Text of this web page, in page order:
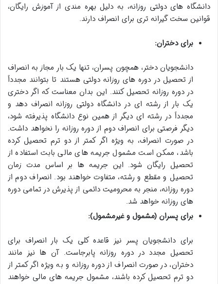
دانشگاه های دولتی روزانه، به دلیل بهره مندی از آموزش رایگان،
قوانین سخت گیرانه تری برای انصراف دارند.
برای دختران:
دانشجویان دختر، همچون پسران، تنها یک بار مجاز به انصراف
از تحصیل در دوره های روزانه دولتی هستند تا بتوانند مجدداً
در دوره روزانه تحصیل کنند. این بدان معناست که اگر دختری
یک بار از رشته ای در دانشگاه دولتی روزانه انصراف دهد و
مجدداً در رشته ای دیگر از همین نوع دانشگاه پذیرفته شود،
دیگر فرصتی برای انصراف دوم از دوره روزانه را نخواهد داشت.
در صورت انصراف، به ویژه اگر کمتر از دو ترم تحصیل کرده
باشد، ممکن است مشمول جریمه های مالی بابت استفاده از
تحصیل رایگان شود. این جریمه ها بر اساس مدت زمان
تحصیل و مقطع و رشته، متفاوت خواهند بود. انصراف دوم از
دوره روزانه، منجر به محرومیت دائمی از پذیرش در تمامی دوره
های روزانه خواهد شد.
برای پسران (مشمول و غیرمشمول):
برای دانشجویان پسر نیز قاعده کلی یک بار انصراف برای
تحصیل مجدد در دوره روزانه پابرجاست. آن ها نیز مانند
دختران، در صورت انصراف از دوره روزانه و به ویژه اگر کمتر از
دو ترم تحصیل کرده باشند، مشمول جریمه های مالی خواهند